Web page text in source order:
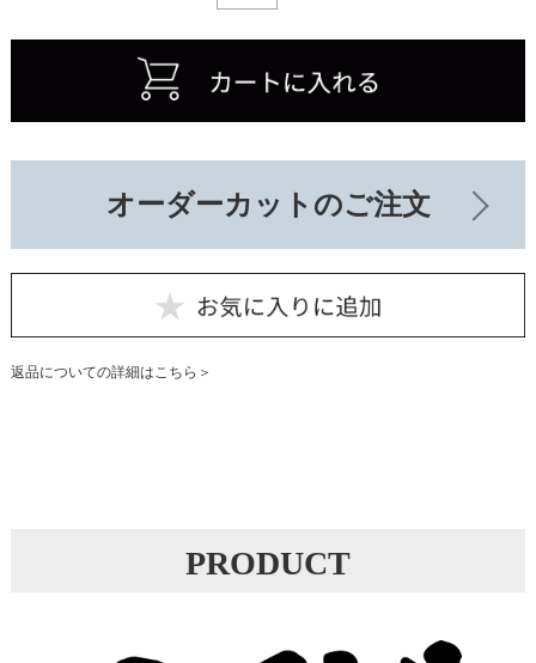
オーダーカットのご注文
返品についての詳細はこちら
PRODUCT